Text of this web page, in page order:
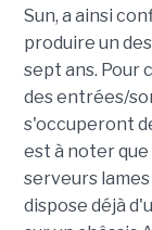
Sun, a ainsi
produire un
sept ans. Pour
des entrées/
s'occuperont
est à noter que
serveurs
dispose déjà